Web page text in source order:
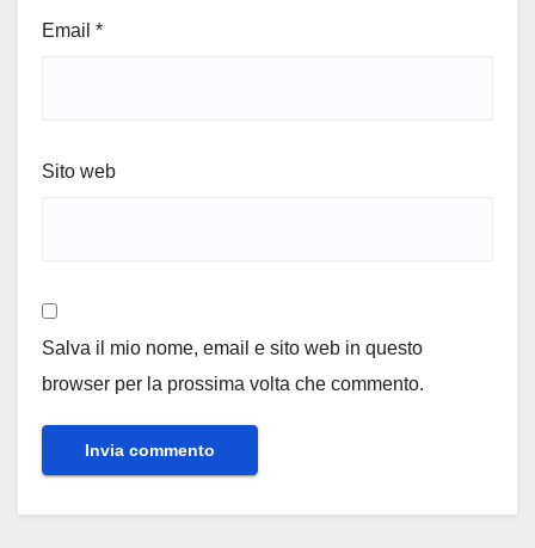
Email *
Sito web
Salva il mio nome, email e sito web in questo
browser per la prossima volta che commento.